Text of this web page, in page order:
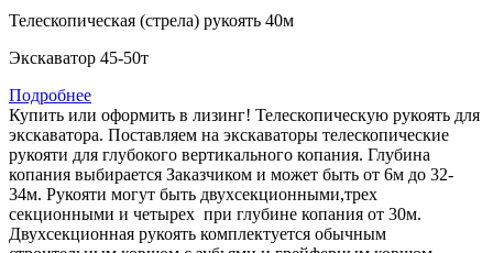
Телескопическая (стрела) рукоять 40м
Экскаватор 45-50т
Подробнее
Купить или оформить в лизинг! Телескопическую рукоять для
экскаватора. Поставляем на экскаваторы телескопические
рукояти для глубокого вертикального копания. Глубина
копания выбирается Заказчиком и может быть от 6м до 32-
34м. Рукояти могут быть двухсекционными,трех
секционными и четырех при глубине копания от 30м.
Двухсекционная рукоять комплектуется обычным